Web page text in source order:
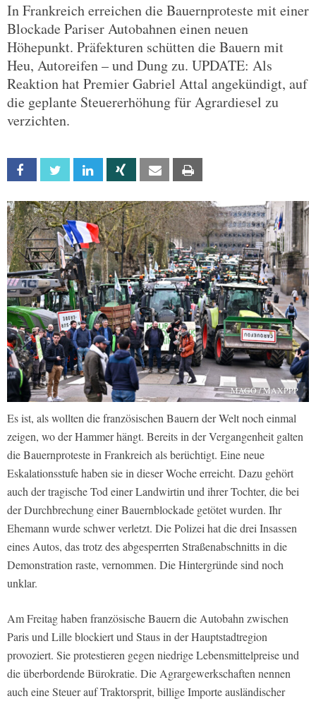
In Frankreich erreichen die Bauernproteste mit einer
Blockade Pariser Autobahnen einen neuen
Höhepunkt. Präfekturen schütten die Bauern mit
Heu, Autoreifen – und Dung zu. UPDATE: Als
Reaktion hat Premier Gabriel Attal angekündigt, auf
die geplante Steuererhöhung für Agrardiesel zu
verzichten.
Facebook Twitter Linkedin Xing Email
MAGO / MAXPPP
Es ist, als wollten die französischen Bauern der Welt noch einmal
zeigen, wo der Hammer hängt. Bereits in der Vergangenheit galten
die Bauernproteste in Frankreich als berüchtigt. Eine neue
Eskalationsstufe haben sie in dieser Woche erreicht. Dazu gehört
auch der tragische Tod einer Landwirtin und ihrer Tochter, die bei
der Durchbrechung einer Bauernblockade getötet wurden. Ihr
Ehemann wurde schwer verletzt. Die Polizei hat die drei Insassen
eines Autos, das trotz des abgesperrten Straßenabschnitts in die
Demonstration raste, vernommen. Die Hintergründe sind noch
unklar.
Am Freitag haben französische Bauern die Autobahn zwischen
Paris und Lille blockiert und Staus in der Hauptstadtregion
provoziert. Sie protestieren gegen niedrige Lebensmittelpreise und
die überbordende Bürokratie. Die Agrargewerkschaften nennen
auch eine Steuer auf Traktorsprit, billige Importe ausländischer